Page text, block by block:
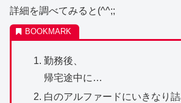
詳細を調べてみると(^^;;
勤務後、
帰宅途中に…
白のアルファードにいきなり